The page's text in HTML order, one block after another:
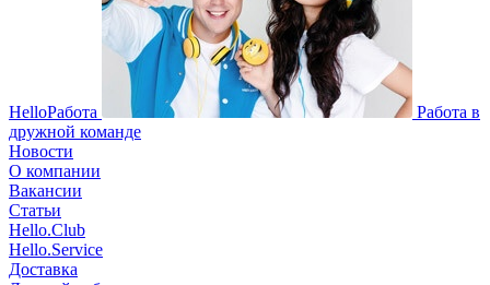
HelloРабота
Работа в
дружной команде
Новости
О компании
Вакансии
Статьи
Hello.Club
Hello.Service
Доставка